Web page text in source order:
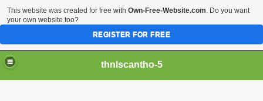
thnlscantho-5
This website was created for free with Own-Free-Website.com. Do you want
your own website too?
REGISTER FOR FREE